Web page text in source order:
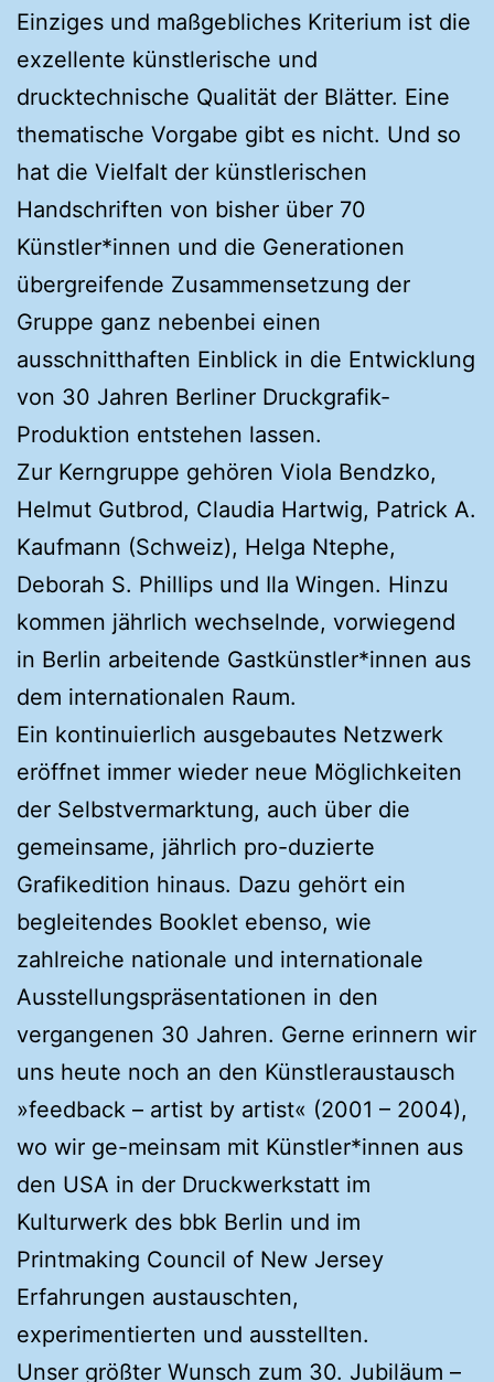
Einziges und maßgebliches Kriterium ist die
exzellente künstlerische und
drucktechnische Qualität der Blätter. Eine
thematische Vorgabe gibt es nicht. Und so
hat die Vielfalt der künstlerischen
Handschriften von bisher über 70
Künstler*innen und die Generationen
übergreifende Zusammensetzung der
Gruppe ganz nebenbei einen
ausschnitthaften Einblick in die Entwicklung
von 30 Jahren Berliner Druckgrafik-
Produktion entstehen lassen.
Zur Kerngruppe gehören Viola Bendzko,
Helmut Gutbrod, Claudia Hartwig, Patrick A.
Kaufmann (Schweiz), Helga Ntephe,
Deborah S. Phillips und Ila Wingen. Hinzu
kommen jährlich wechselnde, vorwiegend
in Berlin arbeitende Gastkünstler*innen aus
dem internationalen Raum.
Ein kontinuierlich ausgebautes Netzwerk
eröffnet immer wieder neue Möglichkeiten
der Selbstvermarktung, auch über die
gemeinsame, jährlich pro-duzierte
Grafikedition hinaus. Dazu gehört ein
begleitendes Booklet ebenso, wie
zahlreiche nationale und internationale
Ausstellungspräsentationen in den
vergangenen 30 Jahren. Gerne erinnern wir
uns heute noch an den Künstleraustausch
»feedback – artist by artist« (2001 – 2004),
wo wir ge-meinsam mit Künstler*innen aus
den USA in der Druckwerkstatt im
Kulturwerk des bbk Berlin und im
Printmaking Council of New Jersey
Erfahrungen austauschten,
experimentierten und ausstellten.
Unser größter Wunsch zum 30. Jubiläum –